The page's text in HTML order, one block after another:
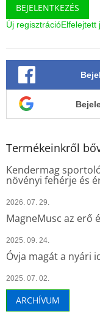
BEJELENTKEZÉS
Új regisztrációElfelejtett
Termékeinkről
Kendermag
növényi fehérje és
2026. 07. 29.
MagneMusc az erő
2025. 09. 24.
Óvja magát a nyári
2025. 07. 02.
ARCHÍVUM